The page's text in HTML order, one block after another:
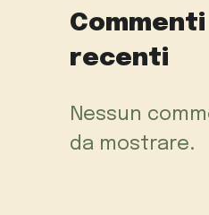
Commenti
recenti
Nessun
da mostrare.